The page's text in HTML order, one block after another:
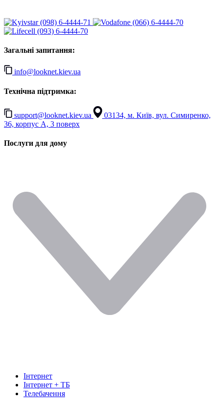
(098) 6-4444-71
(066) 6-4444-70
(093) 6-4444-70
Загальні запитання:
info@looknet.kiev.ua
Технічна підтримка:
support@looknet.kiev.ua
03134, м. Київ, вул. Симиренко,
36, корпус А, 3 поверх
Послуги для дому
Інтернет
Інтернет + ТБ
Телебачення